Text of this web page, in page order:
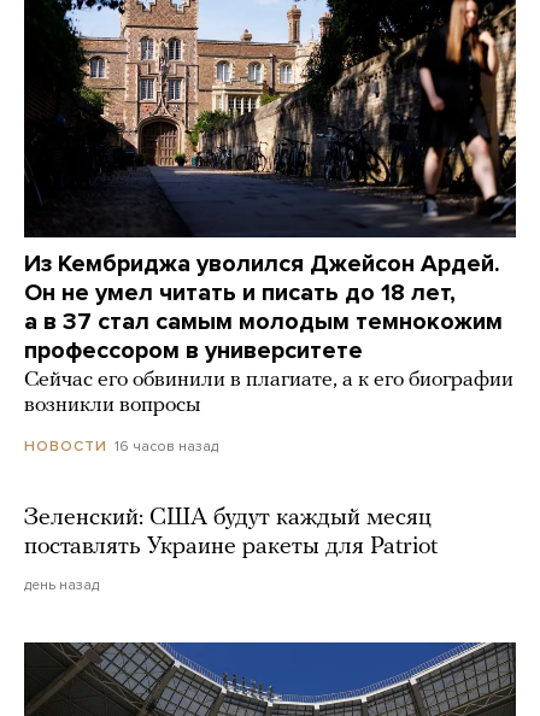
Из Кембриджа уволился Джейсон Ардей.
Он не умел читать и писать до 18 лет,
а в 37 стал самым молодым темнокожим
профессором в университете
Сейчас его обвинили в плагиате, а к его биографии
возникли вопросы
НОВОСТИ 16 часов назад
Зеленский: США будут каждый месяц
поставлять Украине ракеты для Patriot
день назад